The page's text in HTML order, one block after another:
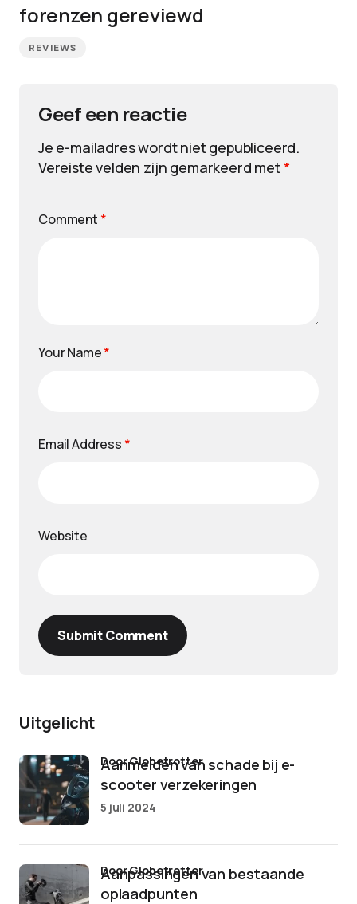
forenzen gereviewd
REVIEWS
Geef een reactie
Je e-mailadres wordt niet gepubliceerd.
Vereiste velden zijn gemarkeerd met*
Comment *
Your Name*
Email Address *
Website
Submit Comment
Uitgelicht
Aanmelden van schade bij e-
scooter verzekeringen
door Globetrotter
5 juli 2024
Aanpassingen van bestaande
oplaadpunten
door Globetrotter